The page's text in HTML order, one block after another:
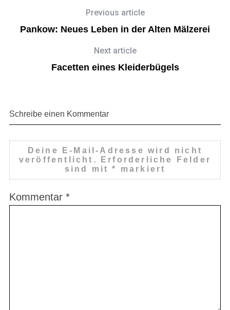
Previous article
Pankow: Neues Leben in der Alten Mälzerei
Next article
Facetten eines Kleiderbügels
Schreibe einen Kommentar
Deine E-Mail-Adresse wird nicht
veröffentlicht.
Erforderliche Felder
sind mit* markiert
Kommentar *